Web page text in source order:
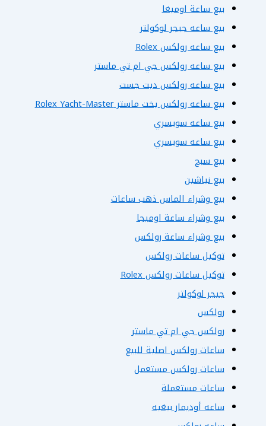
بيع ساعة اوميغا
بيع ساعه جيجر لوكولتر
بيع ساعه رولكس Rolex
بيع ساعه رولكس جي ام تي ماستر
بيع ساعه رولكس ديت جست
بيع ساعه رولكس يخت ماستر Rolex Yacht-Master
بيع ساعه سويسري
بيع ساعه سويسري
بيع سبح
بيع نياشين
بيع وشراء الماس ذهب ساعات
بيع وشراء ساعة اوميجا
بيع وشراء ساعة رولكس
توكيل ساعات رولكس
توكيل ساعات رولكس Rolex
جيجر لوكولتر
رولكس
رولكس جي ام تي ماستر
ساعات رولكس اصلية للبيع
ساعات رولكس مستعمل
ساعات مستعملة
ساعه أوديمار بيغيه